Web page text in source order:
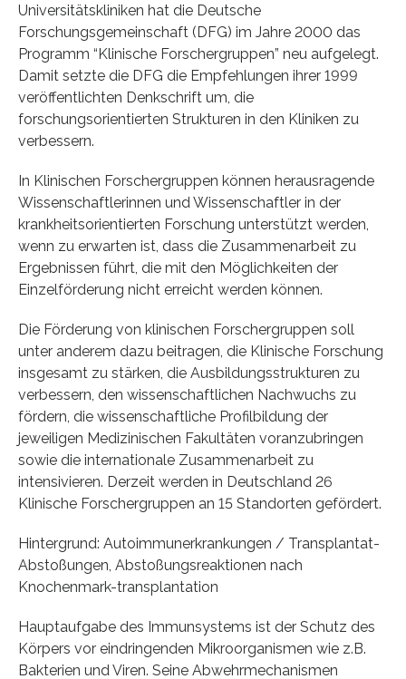
Universitätskliniken hat die Deutsche
Forschungsgemeinschaft (DFG) im Jahre 2000 das
Programm “Klinische Forschergruppen” neu aufgelegt.
Damit setzte die DFG die Empfehlungen ihrer 1999
veröffentlichten Denkschrift um, die
forschungsorientierten Strukturen in den Kliniken zu
verbessern.
In Klinischen Forschergruppen können herausragende
Wissenschaftlerinnen und Wissenschaftler in der
krankheitsorientierten Forschung unterstützt werden,
wenn zu erwarten ist, dass die Zusammenarbeit zu
Ergebnissen führt, die mit den Möglichkeiten der
Einzelförderung nicht erreicht werden können.
Die Förderung von klinischen Forschergruppen soll
unter anderem dazu beitragen, die Klinische Forschung
insgesamt zu stärken, die Ausbildungsstrukturen zu
verbessern, den wissenschaftlichen Nachwuchs zu
fördern, die wissenschaftliche Profilbildung der
jeweiligen Medizinischen Fakultäten voranzubringen
sowie die internationale Zusammenarbeit zu
intensivieren. Derzeit werden in Deutschland 26
Klinische Forschergruppen an 15 Standorten gefördert.
Hintergrund: Autoimmunerkrankungen / Transplantat-
Abstoßungen, Abstoßungsreaktionen nach
Knochenmark-transplantation
Hauptaufgabe des Immunsystems ist der Schutz des
Körpers vor eindringenden Mikroorganismen wie z.B.
Bakterien und Viren. Seine Abwehrmechanismen